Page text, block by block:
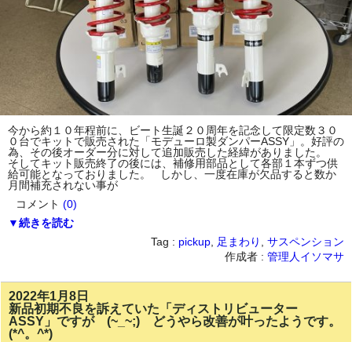
今から約１０年程前に、ビート生誕２０周年を記念して限定数３０
０台でキットで販売された「モデューロ製ダンパーASSY」。好評の
為、その後オーダー分に対して追加販売した経緯がありました。
そしてキット販売終了の後には、補修用部品として各部１本ずつ供
給可能となっておりました。 しかし、一度在庫が欠品すると数か
月間補充されない事が
コメント (0)
▼続きを読む
Tag : pickup 足まわり
サスペンション
作成者 : 管理人イソマサ
2022年1月8日
新品初期不良を訴えていた「ディストリビューター
ASSY」ですが (~_~;) どうやら改善が叶ったようです。
(*^。^*)